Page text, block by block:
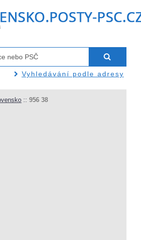
Vyhledávání podle adresy
::956 38